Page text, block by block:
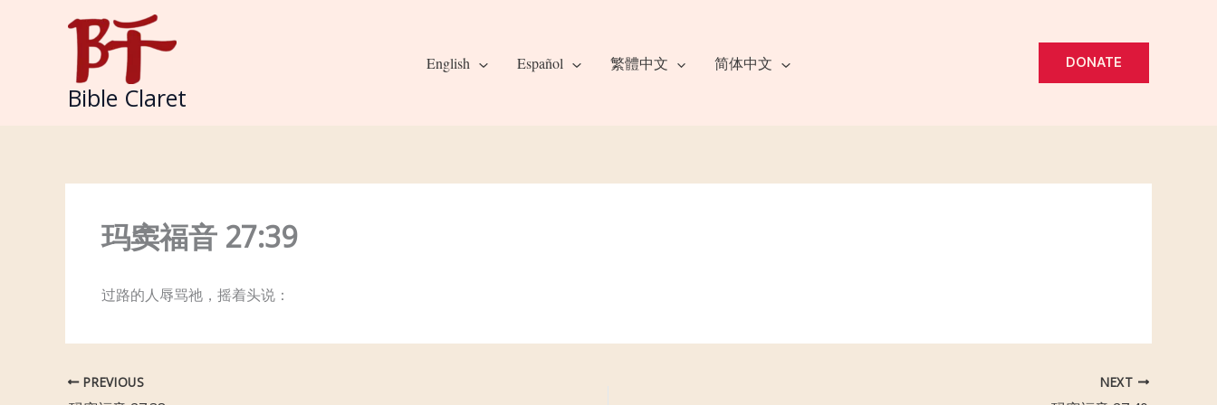
Bible Claret
English Español 繁體中文 简体中文 DONATE
玛窦福音 27:39
过路的人辱骂祂，摇着头说：
PREVIOUS NEXT